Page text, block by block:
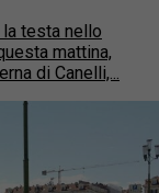
testa nello
mattina,
di Canelli,...